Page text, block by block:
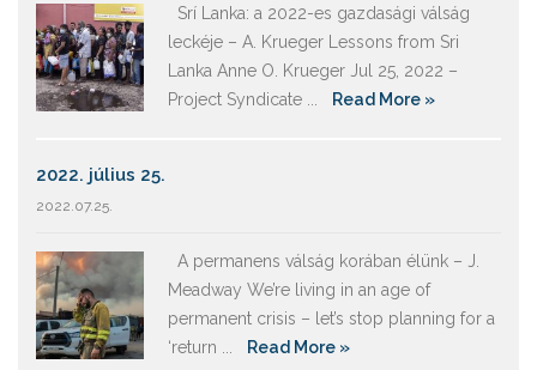
Srí Lanka: a 2022-es gazdasági válság
leckéje – A. Krueger Lessons from Sri
Lanka Anne O. Krueger Jul 25, 2022 –
Project Syndicate ...
Read More »
2022. július 25.
2022.07.25.
A permanens válság korában élünk – J.
Meadway We’re living in an age of
permanent crisis – let’s stop planning for a
‘return ...
Read More »